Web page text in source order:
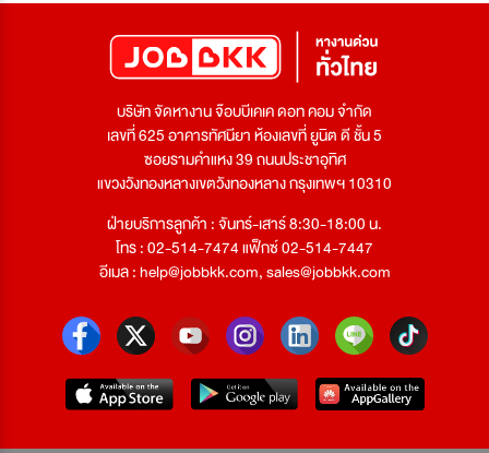
บริษัท จัดหางาน จ๊อบบีเคเค ดอท คอม จำกัด
เลขที่ 625 อาคารทัศนียา ห้องเลขที่ ยูนิต ดี ชั้น 5
ซอยรามคำแหง 39 ถนนประชาอุทิศ
แขวงวังทองหลางเขตวังทองหลาง กรุงเทพฯ 10310
ฝ่ายบริการลูกค้า : จันทร์-เสาร์ 8:30-18:00 น.
โทร : 02-514-7474 แฟ็กซ์ 02-514-7447
อีเมล :help@jobbkk.com,sales@jobbkk.com